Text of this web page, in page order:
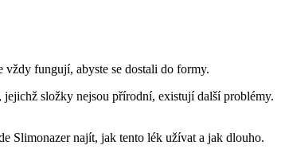
fungují, abyste se dostali do formy.
složky nejsou přírodní, existují další problémy.
Slimonazer najít, jak tento lék užívat a jak dlouho.